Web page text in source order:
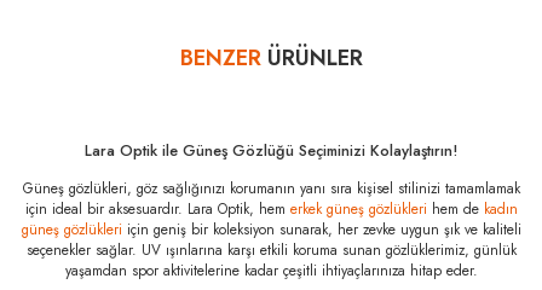
hatası aldığınız durumda bankanızla irtibata geçip aksesuar
Emporio Armani
EA 2150 301371
57 Özellikleri
Marka
:
Emporio Armani
Yorum Yaz
BENZERÜRÜNLER
Lara Optik ile Güneş Gözlüğü Seçiminizi Kolaylaştırın!
Güneş gözlükleri, göz sağlığınızı korumanın yanı sıra kişisel stilinizi tamamlamak
için ideal bir aksesuardır. Lara Optik, hem erkek güneş gözlükleri hem de kadın
güneş gözlükleri için geniş bir koleksiyon sunarak, her zevke uygun şık ve kaliteli
seçenekler sağlar. UV ışınlarına karşı etkili koruma sunan gözlüklerimiz, günlük
yaşamdan spor aktivitelerine kadar çeşitli ihtiyaçlarınıza hitap eder.